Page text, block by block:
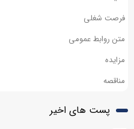
فرصت شغلی
متن روابط عمومی
مزایده
مناقصه
پست های اخیر